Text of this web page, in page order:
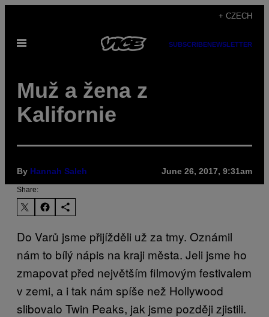
content
+ CZECH
Open
SUBSCRIBENEWSLETTER
Muž a žena z
Kalifornie
By Hannah Saleh June 26, 2017, 9:31am
Share:
Do Varů jsme přijížděli už za tmy. Oznámil
nám to bílý nápis na kraji města. Jeli jsme ho
zmapovat před největším filmovým festivalem
v zemi, a i tak nám spíše než Hollywood
slibovalo Twin Peaks, jak jsme později zjistili.